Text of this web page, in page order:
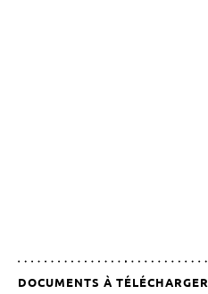
DOCUMENTS À TÉLÉCHARGER